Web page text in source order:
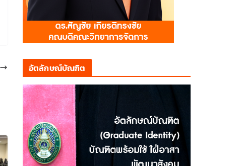
อัตลักษณ์บัณฑิต